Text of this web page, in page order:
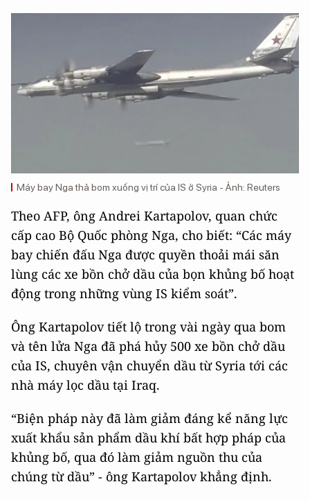
Máy bay Nga thả bom xuống vị trí của IS ở Syria - Ảnh: Reuters
Theo AFP, ông Andrei Kartapolov, quan chức
cấp cao Bộ Quốc phòng Nga, cho biết: “Các máy
bay chiến đấu Nga được quyền thoải mái săn
lùng các xe bồn chở dầu của bọn khủng bố hoạt
động trong những vùng IS kiểm soát”.
Ông Kartapolov tiết lộ trong vài ngày qua bom
và tên lửa Nga đã phá hủy 500 xe bồn chở dầu
của IS, chuyên vận chuyển dầu từ Syria tới các
nhà máy lọc dầu tại Iraq.
“Biện pháp này đã làm giảm đáng kể năng lực
xuất khẩu sản phẩm dầu khí bất hợp pháp của
khủng bố, qua đó làm giảm nguồn thu của
chúng từ dầu” - ông Kartapolov khẳng định.